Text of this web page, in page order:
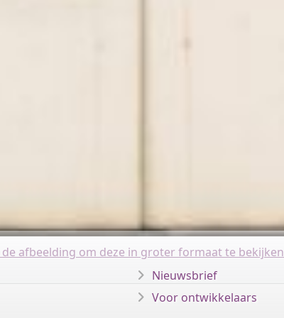
de afbeelding om deze in groter formaat te
Nieuwsbrief
Voor ontwikkelaars